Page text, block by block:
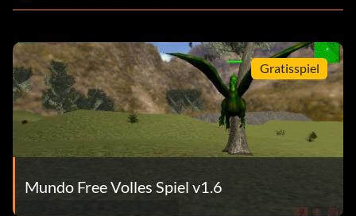
Gratisspiel
Mundo Free Volles Spiel v1.6